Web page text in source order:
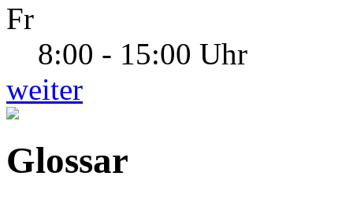
Fr
8:00 - 15:00 Uhr
weiter
Glossar